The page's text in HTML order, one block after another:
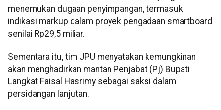
menemukan dugaan penyimpangan, termasuk
indikasi markup dalam proyek pengadaan smartboard
senilai Rp29,5 miliar.
Sementara itu, tim JPU menyatakan kemungkinan
akan menghadirkan mantan Penjabat (Pj) Bupati
Langkat Faisal Hasrimy sebagai saksi dalam
persidangan lanjutan.